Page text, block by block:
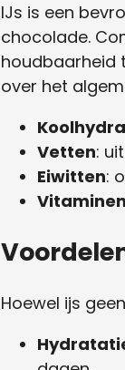
IJs is een
chocolade.
houdbaarheid
over het
Vetten:
Eiwitten:
Hoewel ijs